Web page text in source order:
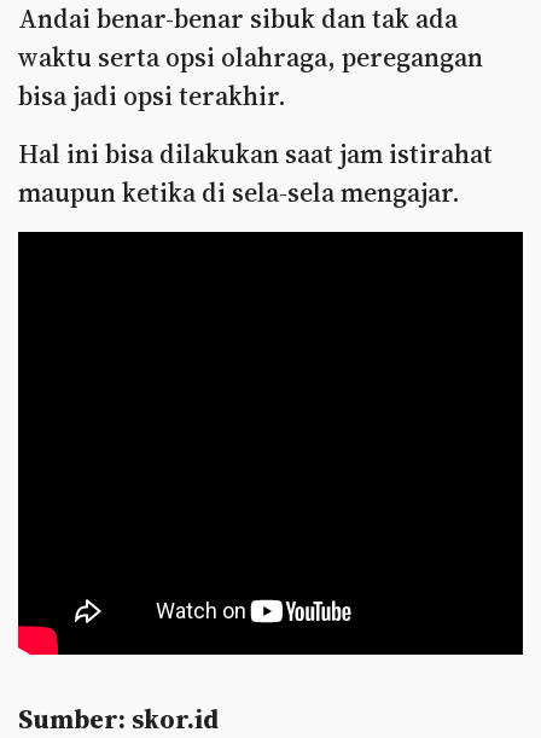
Andai benar-benar sibuk dan tak ada
waktu serta opsi olahraga, peregangan
bisa jadi opsi terakhir.
Hal ini bisa dilakukan saat jam istirahat
maupun ketika di sela-sela mengajar.
Sumber: skor.id